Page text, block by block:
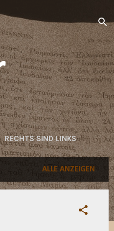
RECHTS SIND LINKS
ALLE ANZEIGEN